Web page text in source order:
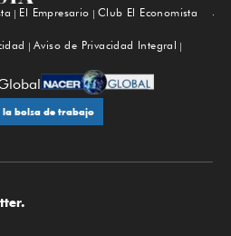
Subir
El Empresario
Club El Economista
Aviso de Privacidad Integral
la bolsa de trabajo